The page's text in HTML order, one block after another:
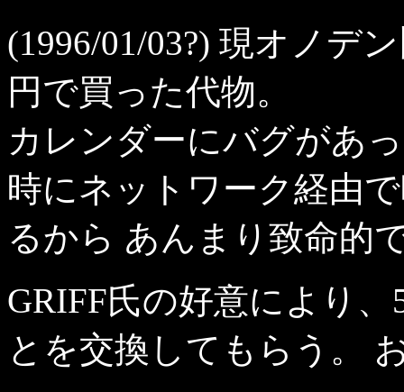
(1996/01/03?) 現オノデ
円で買った代物。
カレンダーにバグがあ
時にネットワーク経由
るから あんまり致命的
GRIFF氏の好意により
とを交換してもらう。